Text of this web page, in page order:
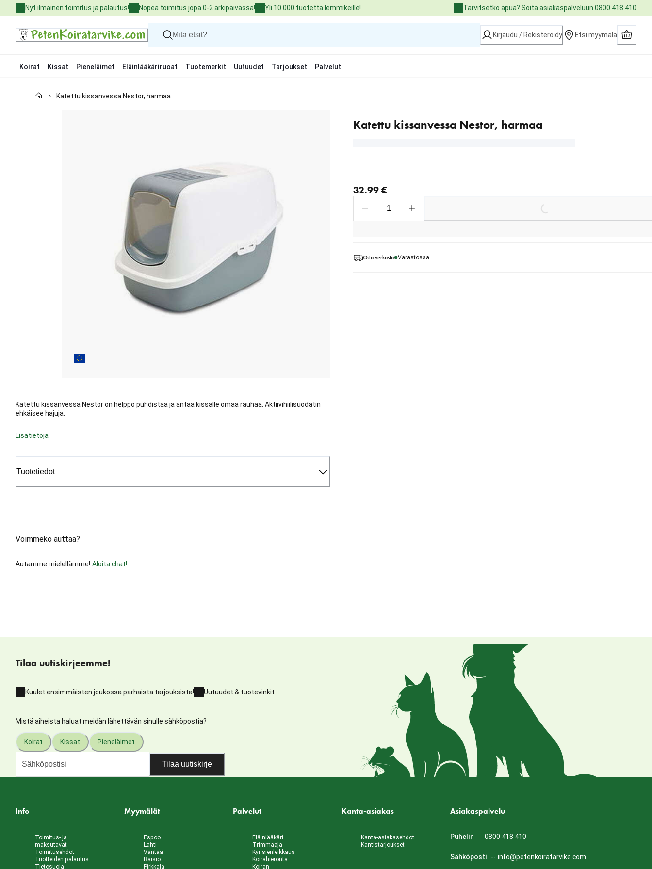
to
Nyt ilmainen toimitus ja palautus! Nopea toimitus jopa 0-2 arkipäivässä! Yli 10 000 tuotetta lemmikeille! Tarvitsetko apua? Soita asiakaspalveluun 0800 418 410
Kirjaudu / Rekisteröidy Etsi myymälä
Koirat Kissat Pieneläimet Eläinlääkäriruoat Tuotemerkit Uutuudet Tarjoukset Palvelut
Kissat
Katettu kissanvessa Nestor, harmaa
Katettu kissanvessa Nestor, harmaa
Katettu kissanvessa Nestor on helppo puhdistaa ja antaa kissalle omaa rauhaa. Aktiivihiilisuodatin
ehkäisee hajuja.
Lisätietoja
Tuotetiedot
Voimmeko auttaa?
Autamme mielellämme! Aloita chat!
32.99 €
Loading...
Osta verkosta Varastossa
Tilaa uutiskirjeemme!
Kuulet ensimmäisten joukossa parhaista tarjouksista! Uutuudet & tuotevinkit
Mistä aiheista haluat meidän lähettävän sinulle sähköpostia?
Koirat Kissat Pieneläimet
Tilaa uutiskirje
Info
Toimitus- ja
maksutavat
Toimitusehdot
Tuotteiden palautus
Tietosuoja
Myymälät
Espoo
Lahti
Vantaa
Raisio
Pirkkala
Palvelut
Eläinlääkäri
Trimmaaja
Kynsienleikkaus
Koirahieronta
Koiran
Kanta-asiakas
Kanta-asiakasehdot
Kantistarjoukset
Asiakaspalvelu
Puhelin -- 0800 418 410
Sähköposti -- info@petenkoiratarvike.com